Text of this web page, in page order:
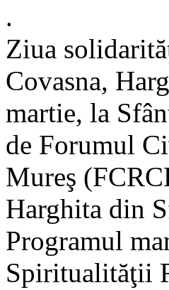
.
Ziua
Covasna,
martie, la
de Forumul
Mureş
Harghita din
Programul
Spiritualităţii